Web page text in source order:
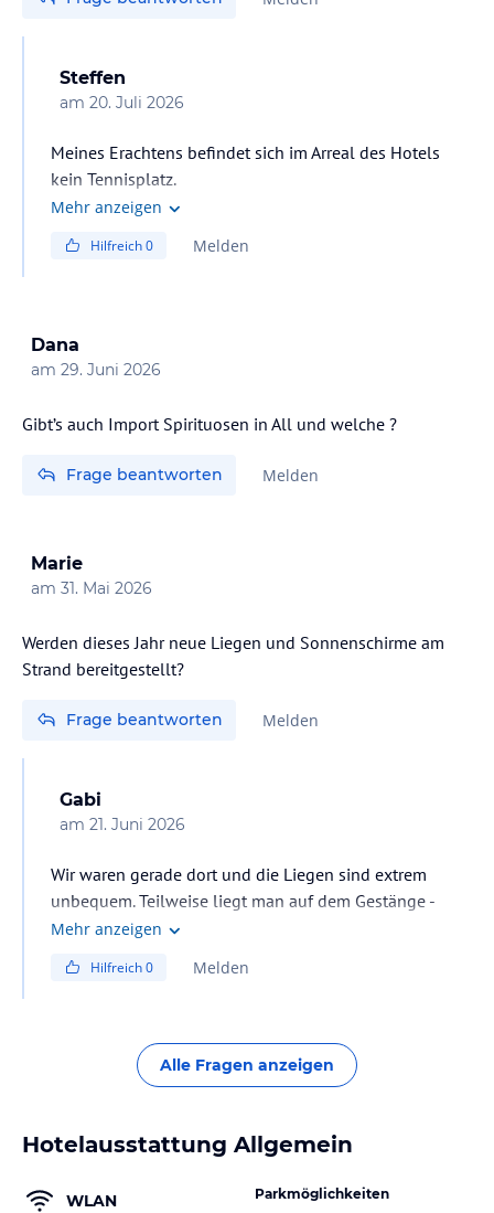
Steffen
am 20. Juli 2026
Meines Erachtens befindet sich im Arreal des Hotels
kein Tennisplatz.
Mehr anzeigen
Hilfreich0 Melden
Dana
am 29. Juni 2026
Gibt’s auch Import Spirituosen in All und welche ?
Frage beantworten Melden
Marie
am 31. Mai 2026
Werden dieses Jahr neue Liegen und Sonnenschirme am
Strand bereitgestellt?
Frage beantworten Melden
Gabi
am 21. Juni 2026
Wir waren gerade dort und die Liegen sind extrem
unbequem. Teilweise liegt man auf dem Gestänge -
schmerzhaft
Mehr anzeigen
Hilfreich0 Melden
Alle Fragen anzeigen
Hotelausstattung Allgemein
WLAN
Parkmöglichkeiten